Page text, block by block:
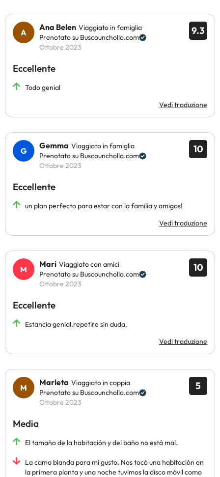
9.3
Ana Belen Viaggiato in famiglia
Prenotato su Buscounchollo.com
Ottobre 2023
Eccellente
Todo genial
Vedi traduzione
10
Gemma Viaggiato in famiglia
Prenotato su Buscounchollo.com
Ottobre 2023
Eccellente
un plan perfecto para estar con la familia y amigos!
Vedi traduzione
10
Mari Viaggiato con amici
Prenotato su Buscounchollo.com
Ottobre 2023
Eccellente
Estancia genial.repetire sin duda.
Vedi traduzione
5
Marieta Viaggiato in coppia
Prenotato su Buscounchollo.com
Ottobre 2023
Media
El tamaño de la habitación y del baño no está mal.
La cama blanda para mi gusto. Nos tocó una habitación en
la primera planta y una noche tuvimos la disco móvil como